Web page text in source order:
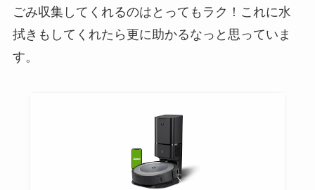
ごみ収集してくれるのはとってもラク！これに水
拭きもしてくれたら更に助かるなっと思っていま
す。